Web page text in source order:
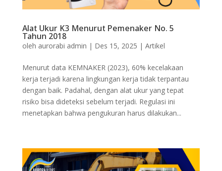
Alat Ukur K3 Menurut Pemenaker No. 5
Tahun 2018
oleh aurorabi admin | Des 15, 2025 | Artikel
Menurut data KEMNAKER (2023), 60% kecelakaan
kerja terjadi karena lingkungan kerja tidak terpantau
dengan baik. Padahal, dengan alat ukur yang tepat
risiko bisa dideteksi sebelum terjadi. Regulasi ini
menetapkan bahwa pengukuran harus dilakukan...